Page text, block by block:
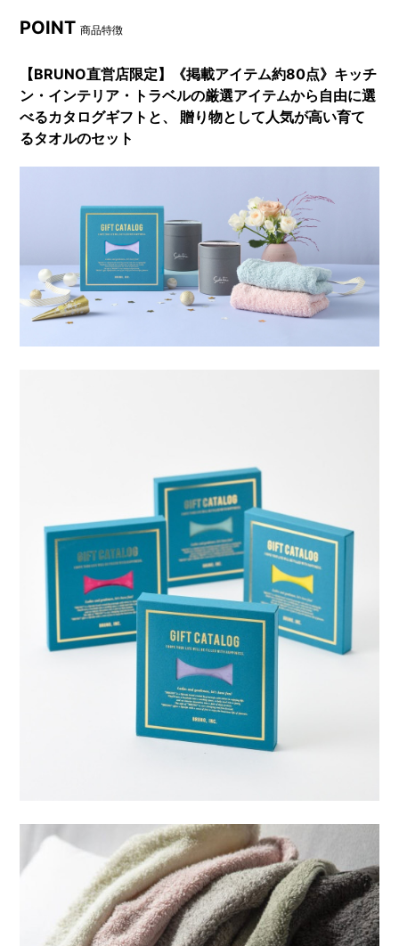
POINT商品特徴
【BRUNO直営店限定】《掲載アイテム約80点》キッチ
ン・インテリア・トラベルの厳選アイテムから自由に選
べるカタログギフトと、 贈り物として人気が高い育て
るタオルのセット